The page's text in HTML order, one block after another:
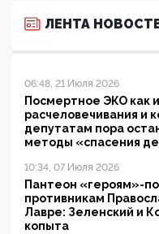
ЛЕНТА
06:48, 21 Июля 2026
Посмертное ЭКО как
расчеловечивания и
депутатам пора
методы «спасения
10:34, 07 Июля 2026
Пантеон «героям»-
противникам
Лавре: Зеленский и
копыта